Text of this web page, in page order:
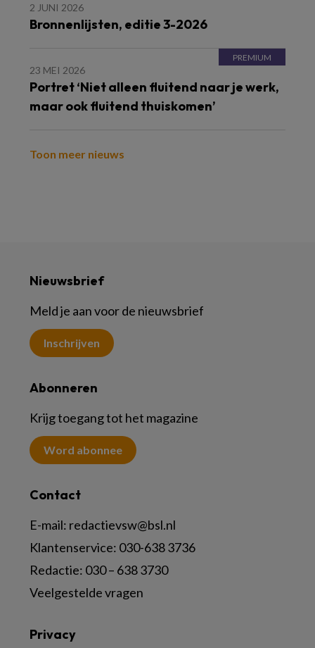
2 JUNI 2026
Bronnenlijsten, editie 3-2026
23 MEI 2026
Portret ‘Niet alleen fluitend naar je werk,
maar ook fluitend thuiskomen’
Toon meer nieuws
Nieuwsbrief
Meld je aan voor de nieuwsbrief
Inschrijven
Abonneren
Krijg toegang tot het magazine
Word abonnee
Contact
E-mail: redactievsw@bsl.nl
Klantenservice: 030-638 3736
Redactie: 030 – 638 3730
Veelgestelde vragen
Privacy